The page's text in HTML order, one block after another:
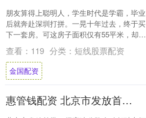
朋友算得上聪明人，学生时代是学霸，毕业
后就奔赴深圳打拼。一晃十年过去，终于买
下一套房。可这房子面积仅有55平米，却花
费了490万，着实不便宜。新房装修完，我
前去....
查看： 119 分类： 短线股票配资
金国配资
惠管钱配资 北京市发放首批L3级高速公路自动驾驶车辆专用号牌